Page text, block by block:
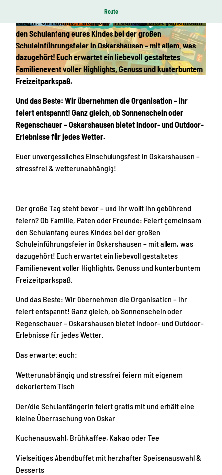
© Radoslava Knösche, Oskarshausen, Erlebnisheimat Erzgebirge
© Radoslava Knösche, Oskarshausen, Erlebnis
heimat Erzgebirge
© Radoslava Knösche, Oskarshausen, Erlebnis
heimat Erzgebirge
Route
Der große Tag steht bevor – und ihr wollt ihn gebührend
feiern? Ob Familie, Paten oder Freunde: Feiert gemeinsam
den Schulanfang eures Kindes bei der großen
Schuleinführungsfeier in Oskarshausen – mit allem, was
dazugehört! Euch erwartet ein liebevoll gestaltetes
Familienevent voller Highlights, Genuss und kunterbuntem
Freizeitparkspaß.
Und das Beste: Wir übernehmen die Organisation – ihr
feiert entspannt! Ganz gleich, ob Sonnenschein oder
Regenschauer – Oskarshausen bietet Indoor- und Outdoor-
Erlebnisse für jedes Wetter.
Euer unvergessliches Einschulungsfest in Oskarshausen –
stressfrei & wetterunabhängig!
Der große Tag steht bevor – und ihr wollt ihn gebührend
feiern? Ob Familie, Paten oder Freunde: Feiert gemeinsam
den Schulanfang eures Kindes bei der großen
Schuleinführungsfeier in Oskarshausen – mit allem, was
dazugehört! Euch erwartet ein liebevoll gestaltetes
Familienevent voller Highlights, Genuss und kunterbuntem
Freizeitparkspaß.
Und das Beste: Wir übernehmen die Organisation – ihr
feiert entspannt! Ganz gleich, ob Sonnenschein oder
Regenschauer – Oskarshausen bietet Indoor- und Outdoor-
Erlebnisse für jedes Wetter.
Das erwartet euch:
Wetterunabhängig und stressfrei feiern mit eigenem
dekoriertem Tisch
Der/die SchulanfängerIn feiert gratis mit und erhält eine
kleine Überraschung von Oskar
Kuchenauswahl, Brühkaffee, Kakao oder Tee
Vielseitiges Abendbuffet mit herzhafter Speisenauswahl &
Desserts